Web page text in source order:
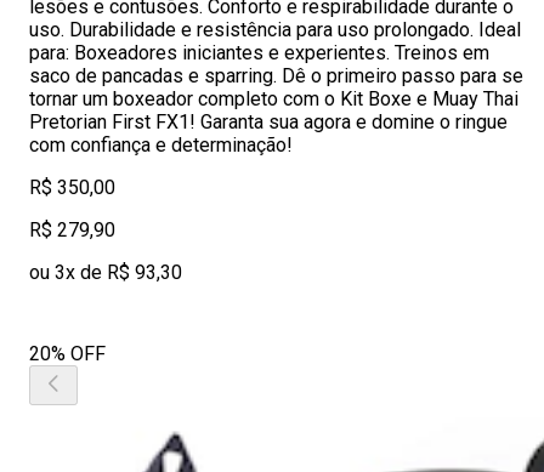
lesões e contusões. Conforto e respirabilidade durante o
uso. Durabilidade e resistência para uso prolongado. Ideal
para: Boxeadores iniciantes e experientes. Treinos em
saco de pancadas e sparring. Dê o primeiro passo para se
tornar um boxeador completo com o Kit Boxe e Muay Thai
Pretorian First FX1! Garanta sua agora e domine o ringue
com confiança e determinação!
R$ 350,00
R$ 279,90
ou 3x de R$ 93,30
20% OFF